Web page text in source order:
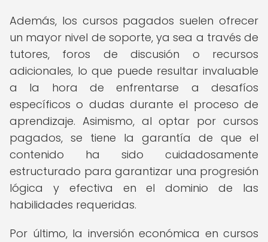
Además, los cursos pagados suelen ofrecer
un mayor nivel de soporte, ya sea a través de
tutores, foros de discusión o recursos
adicionales, lo que puede resultar invaluable
a la hora de enfrentarse a desafíos
específicos o dudas durante el proceso de
aprendizaje. Asimismo, al optar por cursos
pagados, se tiene la garantía de que el
contenido ha sido cuidadosamente
estructurado para garantizar una progresión
lógica y efectiva en el dominio de las
habilidades requeridas.
Por último, la inversión económica en cursos